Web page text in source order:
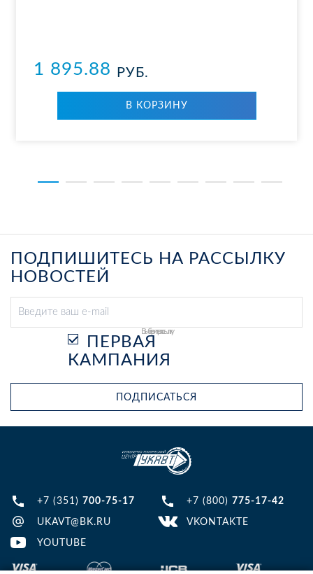
1 895.88 РУБ.
В КОР­ЗИ­НУ
ПОДПИШИТЕСЬ НА РАССЫЛКУ
НОВОСТЕЙ
Выберите рассылку
ПЕРВАЯ
КАМПАНИЯ
ПОДПИСАТЬСЯ
+7 (351) 700-75-17 +7 (800) 775-17-42
UKAVT@BK.RU VKONTAKTE
YOUTUBE